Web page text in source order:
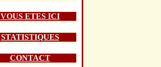
VOUS ETES ICI
STATISTIQUES
CONTACT